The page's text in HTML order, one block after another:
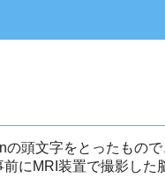
頭文字をとったもの
にMRI装置で撮影した